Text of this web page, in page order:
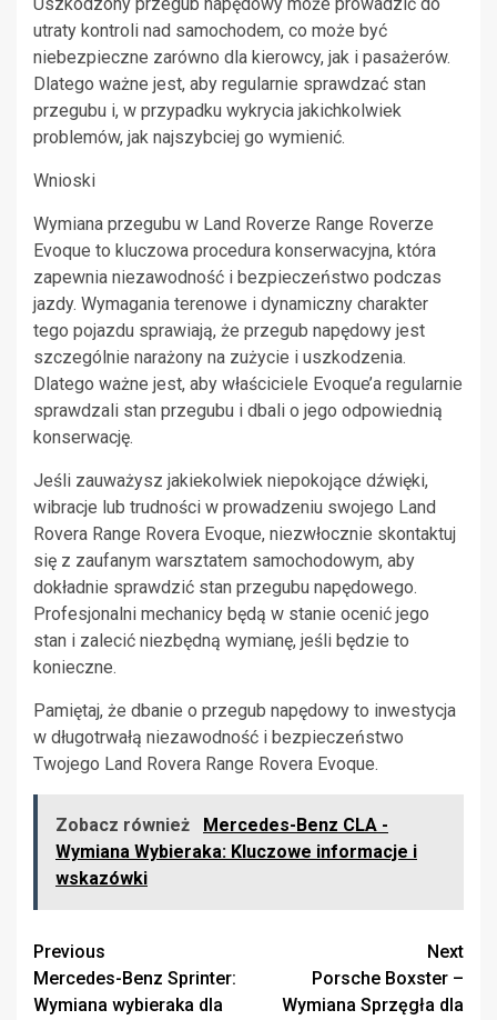
utraty kontroli nad samochodem, co może być
niebezpieczne zarówno dla kierowcy, jak i pasażerów.
Dlatego ważne jest, aby regularnie sprawdzać stan
przegubu i, w przypadku wykrycia jakichkolwiek
problemów, jak najszybciej go wymienić.
Wnioski
Wymiana przegubu w Land Roverze Range Roverze
Evoque to kluczowa procedura konserwacyjna, która
zapewnia niezawodność i bezpieczeństwo podczas
jazdy. Wymagania terenowe i dynamiczny charakter
tego pojazdu sprawiają, że przegub napędowy jest
szczególnie narażony na zużycie i uszkodzenia.
Dlatego ważne jest, aby właściciele Evoque’a regularnie
sprawdzali stan przegubu i dbali o jego odpowiednią
konserwację.
Jeśli zauważysz jakiekolwiek niepokojące dźwięki,
wibracje lub trudności w prowadzeniu swojego Land
Rovera Range Rovera Evoque, niezwłocznie skontaktuj
się z zaufanym warsztatem samochodowym, aby
dokładnie sprawdzić stan przegubu napędowego.
Profesjonalni mechanicy będą w stanie ocenić jego
stan i zalecić niezbędną wymianę, jeśli będzie to
konieczne.
Pamiętaj, że dbanie o przegub napędowy to inwestycja
w długotrwałą niezawodność i bezpieczeństwo
Twojego Land Rovera Range Rovera Evoque.
Zobacz również
Mercedes-Benz CLA -
Wymiana Wybieraka: Kluczowe informacje i
wskazówki
Continue
Reading
Previous
Mercedes-Benz Sprinter:
Wymiana wybieraka dla
Next
Porsche Boxster –
Wymiana Sprzęgła dla